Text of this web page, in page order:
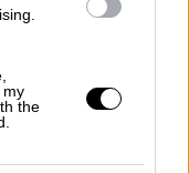
my
the
η
της ΜΙΤ
πολύ. Είναι